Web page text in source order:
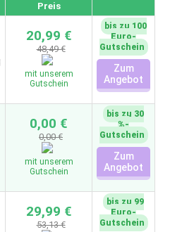
Preis
20,99 €
48,49 €
mit unserem
Gutschein
bis zu 100
Euro-
Gutschein
Zum
Angebot
0,00 €
0,00 €
mit unserem
Gutschein
bis zu 30
%-
Gutschein
Zum
Angebot
29,99 €
53,13 €
bis zu 99
Euro-
Gutschein